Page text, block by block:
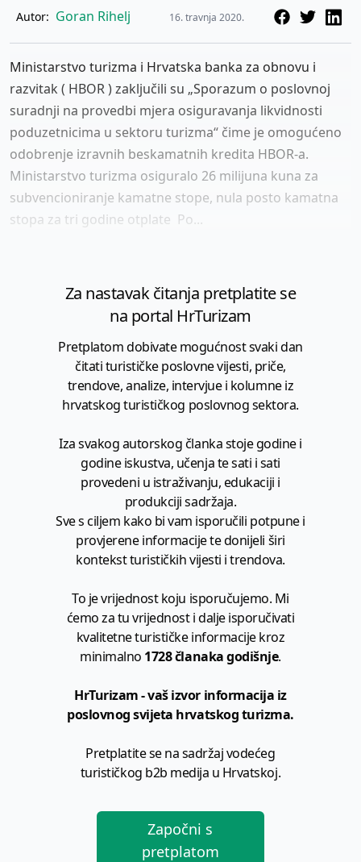
Autor: Goran Rihelj 16. travnja 2020.
Ministarstvo turizma i Hrvatska banka za obnovu i
razvitak ( HBOR ) zaključili su „Sporazum o poslovnoj
suradnji na provedbi mjera osiguravanja likvidnosti
poduzetnicima u sektoru turizma“ čime je omogućeno
odobrenje izravnih beskamatnih kredita HBOR-a.
Ministarstvo turizma osiguralo 26 milijuna kuna za
subvencioniranje kamatne stope, nula posto kamatna
stopa za tri godine otplate Po...
Za nastavak čitanja pretplatite se
na portal HrTurizam
Pretplatom dobivate mogućnost svaki dan
čitati turističke poslovne vijesti, priče,
trendove, analize, intervjue i kolumne iz
hrvatskog turističkog poslovnog sektora.
Iza svakog autorskog članka stoje godine i
godine iskustva, učenja te sati i sati
provedeni u istraživanju, edukaciji i
produkciji sadržaja.
Sve s ciljem kako bi vam isporučili potpune i
provjerene informacije te donijeli širi
kontekst turističkih vijesti i trendova.
To je vrijednost koju isporučujemo. Mi
ćemo za tu vrijednost i dalje isporučivati
kvalitetne turističke informacije kroz
minimalno 1728 članaka godišnje.
HrTurizam - vaš izvor informacija iz
poslovnog svijeta hrvatskog turizma.
Pretplatite se na sadržaj vodećeg
turističkog b2b medija u Hrvatskoj.
Započni s
pretplatom